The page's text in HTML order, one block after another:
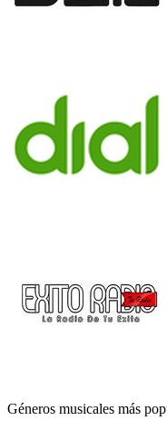
Géneros musicales más